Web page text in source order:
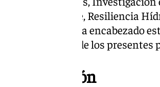
Medio Ambiente, Resiliencia
Roswall, ha encabezado
los deseos de los
e innovación